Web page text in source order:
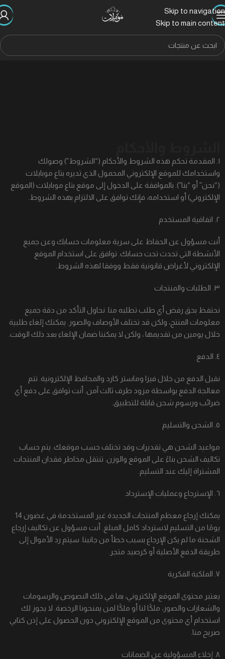
Skip to navigation
Skip to main content
١. المقدمة تحكم هذه الشروط والأحكام (“الشروط”) وصولك
واستخدامك للموقع الإلكتروني المحمول الذي تديره بتاع موبايلات
(“نحن” أو “بنا”). بالموافقة على الدخول إلى موقع بتاع موبايلات (الموقع
الإلكتروني) أو استخدامه، فإنك توافق على الالتزام بهذه الشروط.
٢. اتفاقية المستخدم
أنت مسؤول عن الحفاظ على سرية معلومات حسابك وعن جميع
الأنشطة التي تحدث تحت حسابك. توافق على استخدام الموقع
الإلكتروني لأغراض قانونية فقط ووفقا لهذه الشروط.
٣. الطلبات والمنتجات
نحتفظ بحق رفض أي طلب تطلبه منا. نحاول التأكد من دقة جميع
معلومات المنتج، ولكن قد تختلف الأوصاف والصور. يمكنك إلغاء طلبية
خلال يومين من تقديمها ، ولكن لا يمكننا ضمان الإلغاء بعد ذلك الوقت.
٤. الدفع
نقبل الدفع من خلال فيزا وماستر كارد والمحافظ الإلكترونية. تتم
معالجة الدفع بواسطة مزود طرف ثالث آمن. أنت توافق على دفع أي
ضرائب ورسوم شحن قابلة للتطبيق.
٥. الشحن والتسليم
مواعيد الشحن هي تقديرات وقد تختلف حسب موقعك. يتم حساب
تكاليف الشحن بناءً على الموقع والوزن. تنتقل مخاطر فقدان المنتجات
المشتراة إليك عند التسليم.
٦. الإسترجاع وعمليات الإسترداد
يمكنك إرجاع معظم المنتجات الجديدة غير المستخدمة في غضون 14
يومًا من التسليم لاسترداد كامل المبلغ. أنت مسؤول عن تكاليف إرجاع
الشحنة ما لم يكن الإرجاع بسبب خطأ من جانبنا. سيتم رد الأموال إلى
طريقة الدفع الأصلية أو كرصيد متجر.
٧. الملكية الفكرية
يعتبر محتوى الموقع الإلكتروني، بما في ذلك النصوص والرسومات
والشعارات والصور، ملكًا لنا أو ملكًا لمن يمنحونا الرخصة. لا يجوز لك
استخدام أي محتوى من الموقع الإلكتروني دون الحصول على إذن كتابي
صريح منا.
٨. إخلاء المسؤولية عن الضمانات